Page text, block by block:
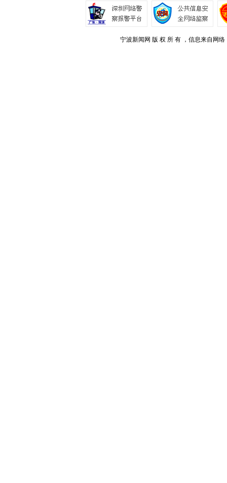
宁波新闻网 版 权 所 有 ，信息来自网